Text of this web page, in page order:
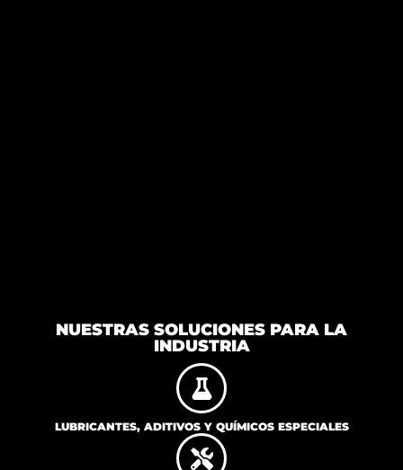
NUESTRAS SOLUCIONES PARA LA
INDUSTRIA
LUBRICANTES, ADITIVOS Y QUÍMICOS ESPECIALES